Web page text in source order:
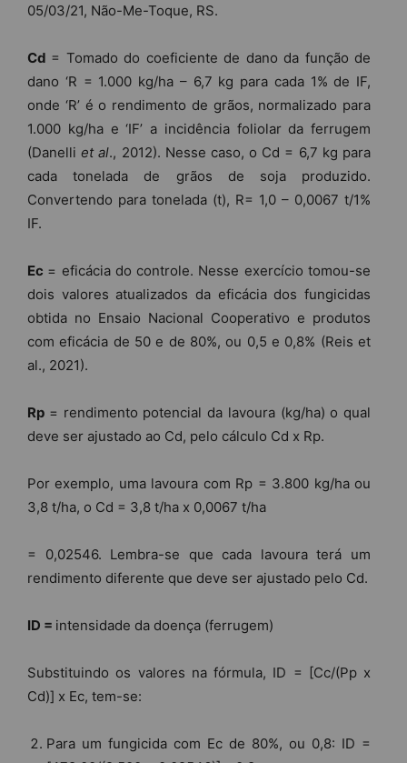
05/03/21, Não-Me-Toque, RS.
Cd = Tomado do coeficiente de dano da função de
dano ‘R = 1.000 kg/ha – 6,7 kg para cada 1% de IF,
onde ‘R’ é o rendimento de grãos, normalizado para
1.000 kg/ha e ‘IF’ a incidência foliolar da ferrugem
(Danelliet al., 2012). Nesse caso, o Cd = 6,7 kg para
cada tonelada de grãos de soja produzido.
Convertendo para tonelada (t), R= 1,0 – 0,0067 t/1%
IF.
Ec = eficácia do controle. Nesse exercício tomou-se
dois valores atualizados da eficácia dos fungicidas
obtida no Ensaio Nacional Cooperativo e produtos
com eficácia de 50 e de 80%, ou 0,5 e 0,8% (Reis et
al., 2021).
Rp = rendimento potencial da lavoura (kg/ha) o qual
deve ser ajustado ao Cd, pelo cálculo Cd x Rp.
Por exemplo, uma lavoura com Rp = 3.800 kg/ha ou
3,8 t/ha, o Cd = 3,8 t/ha x 0,0067 t/ha
= 0,02546. Lembra-se que cada lavoura terá um
rendimento diferente que deve ser ajustado pelo Cd.
ID = intensidade da doença (ferrugem)
Substituindo os valores na fórmula, ID = [Cc/(Pp x
Cd)] x Ec, tem-se:
Para um fungicida com Ec de 80%, ou 0,8: ID =